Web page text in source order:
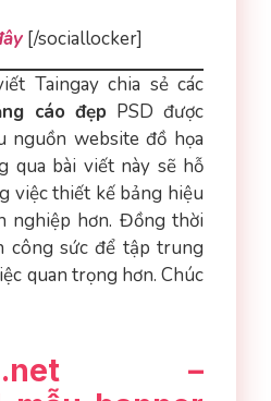
[/sociallocker]
Taingay chia sẻ các
cáo đẹp PSD được
nguồn website đồ họa
qua bài viết này sẽ hỗ
việc thiết kế bảng hiệu
nghiệp hơn. Đồng thời
công sức để tập trung
quan trọng hơn. Chúc
–